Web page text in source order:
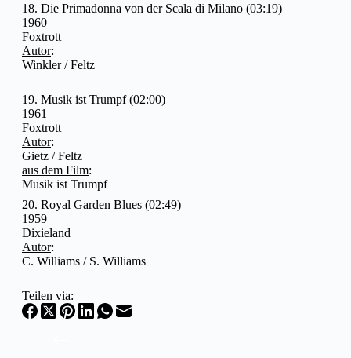
18. Die Primadonna von der Scala di Milano (03:19)
1960
Foxtrott
Autor:
Winkler / Feltz
19. Musik ist Trumpf (02:00)
1961
Foxtrott
Autor:
Gietz / Feltz
aus dem Film:
Musik ist Trumpf
20. Royal Garden Blues (02:49)
1959
Dixieland
Autor:
C. Williams / S. Williams
Teilen via: